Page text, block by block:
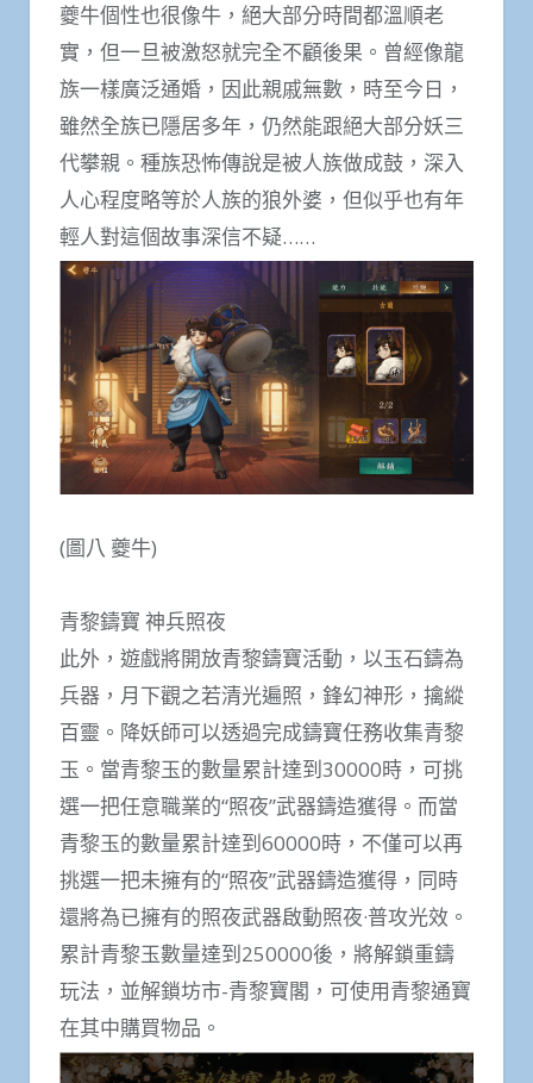
夔牛個性也很像牛，絕大部分時間都溫順老
實，但一旦被激怒就完全不顧後果。曾經像龍
族一樣廣泛通婚，因此親戚無數，時至今日，
雖然全族已隱居多年，仍然能跟絕大部分妖三
代攀親。種族恐怖傳說是被人族做成鼓，深入
人心程度略等於人族的狼外婆，但似乎也有年
輕人對這個故事深信不疑……
(圖八 夔牛)
青黎鑄寶 神兵照夜
此外，遊戲將開放青黎鑄寶活動，以玉石鑄為
兵器，月下觀之若清光遍照，鋒幻神形，擒縱
百靈。降妖師可以透過完成鑄寶任務收集青黎
玉。當青黎玉的數量累計達到30000時，可挑
選一把任意職業的“照夜”武器鑄造獲得。而當
青黎玉的數量累計達到60000時，不僅可以再
挑選一把未擁有的“照夜”武器鑄造獲得，同時
還將為已擁有的照夜武器啟動照夜·普攻光效。
累計青黎玉數量達到250000後，將解鎖重鑄
玩法，並解鎖坊市-青黎寶閣，可使用青黎通寶
在其中購買物品。